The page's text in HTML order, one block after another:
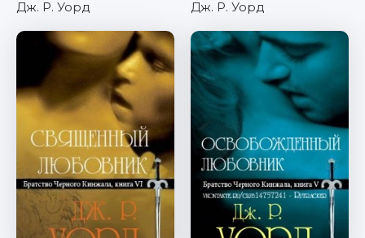
Дж. Р. Уорд
Дж. Р. Уорд